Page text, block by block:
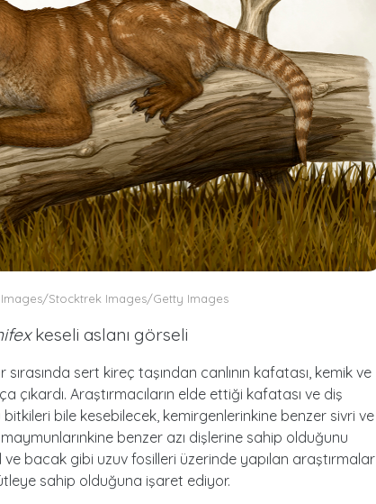
Stocktrek Images/Getty Images
keseli aslanı görseli
sırasında sert kireç taşından canlının kafatası, kemik ve
çıkardı. Araştırmacıların elde ettiği kafatası ve diş
bitkileri bile kesebilecek, kemirgenlerinkine benzer sivri ve
benzer azı dişlerine sahip olduğunu
ve bacak gibi uzuv fosilleri üzerinde yapılan araştırmalar
sahip olduğuna işaret ediyor.